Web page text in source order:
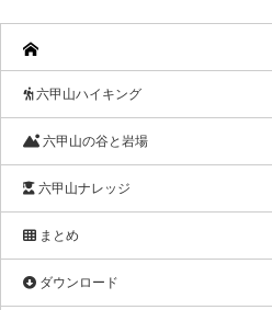
六甲山ハイキング
六甲山の谷と岩場
六甲山ナレッジ
まとめ
ダウンロード